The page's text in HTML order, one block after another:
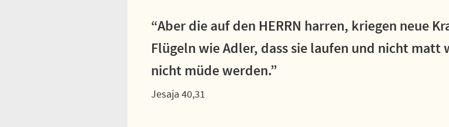
“Aber die auf den HERRN harren, kriegen neue
Flügeln wie Adler, dass sie laufen und nicht matt
nicht müde werden.”
Jesaja 40,31